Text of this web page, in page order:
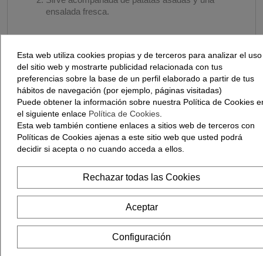
ensalada fresca.
Consejos para un Asado
Perfecto
Elegir los Mejores Ingredientes
La calidad de los ingredientes es fundamental.
Sertinaofrece pulardas criadas en libertad,
garantizando un producto de excelencia. Además,
utiliza hierbas frescas para realzar el sabor natural
de la carne.
Esta web utiliza cookies propias y de terceros para analizar el uso
del sitio web y mostrarte publicidad relacionada con tus
preferencias sobre la base de un perfil elaborado a partir de tus
hábitos de navegación (por ejemplo, páginas visitadas)
Puede obtener la información sobre nuestra Política de Cookies
el siguiente enlace Política de Cookies.
Esta web también contiene enlaces a sitios web de terceros con
Políticas de Cookies ajenas a este sitio web que usted podrá
decidir si acepta o no cuando acceda a ellos.
Rechazar todas las Cookies
Aceptar
Configuración